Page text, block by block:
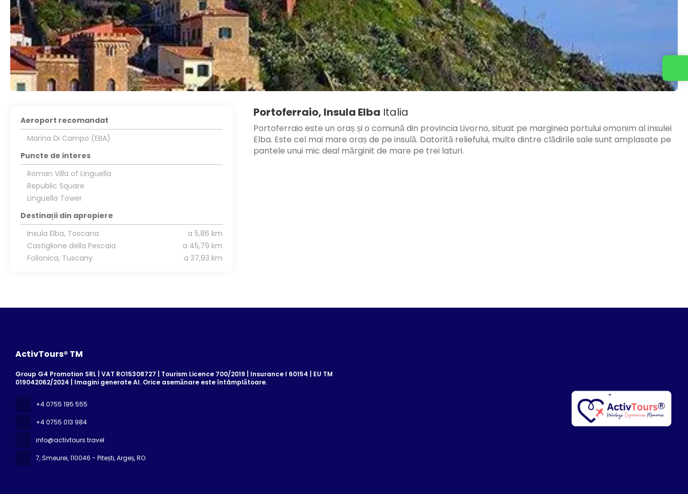
Portoferraio, Insula Elba Italia
Portoferraio este un oraș și o comună din provincia Livorno, situat pe marginea portului omonim al insulei
Elba. Este cel mai mare oraș de pe insulă. Datorită reliefului, multe dintre clădirile sale sunt amplasate pe
pantele unui mic deal mărginit de mare pe trei laturi.
Aeroport recomandat
Marina Di Campo (EBA)
Puncte de interes
Roman Villa of Linguella
Republic Square
Linguella Tower
Destinații din apropiere
Insula Elba, Toscana
a 5,86 km
Castiglione della Pescaia
a 45,79 km
Follonica, Tuscany
a 37,93 km
ActivTours® TM
Group G4 Promotion SRL | VAT RO15308727 | Tourism Licence 700/2019 | Insurance I 60154 | EU TM
019042062/2024 | Imagini generate AI. Orice asemănare este întâmplătoare.
+4 0755 195 555
+4 0755 013 984
info@activtours.travel
7, Smeurei, 110046 - Pitești, Argeș, RO